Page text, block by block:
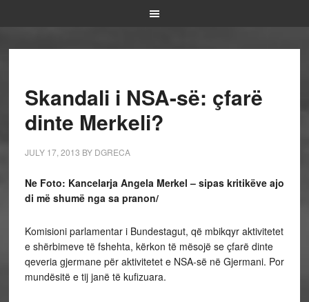
Skandali i NSA-së: çfarë
dinte Merkeli?
JULY 17, 2013 BY DGRECA
Ne Foto: Kancelarja Angela Merkel – sipas kritikëve ajo
di më shumë nga sa pranon/
Komisioni parlamentar i Bundestagut, që mbikqyr aktivitetet
e shërbimeve të fshehta, kërkon të mësojë se çfarë dinte
qeveria gjermane për aktivitetet e NSA-së në Gjermani. Por
mundësitë e tij janë të kufizuara.